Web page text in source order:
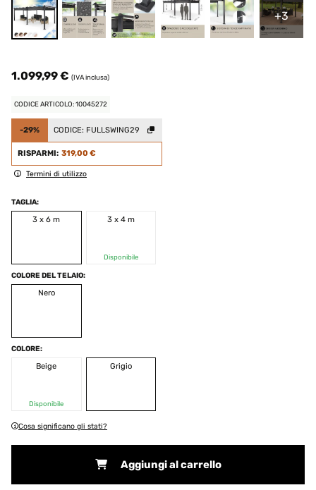
+3
1.099,99 € (IVA inclusa)
CODICE ARTICOLO: 10045272
-29% CODICE: FULLSWING29
RISPARMI: 319,00 €
Termini di utilizzo
TAGLIA:
3 x 6 m
3 x 4 m
Disponibile
COLORE DEL TELAIO:
Nero
COLORE:
Beige
Disponibile
Grigio
Cosa significano gli stati?
Aggiungi al carrello